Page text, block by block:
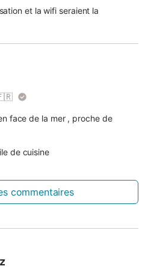
et la wifi seraient la
face de la mer , proche de
de cuisine
commentaires